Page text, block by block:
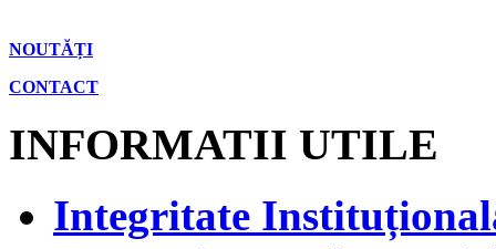
NOUTĂȚI
CONTACT
INFORMATII UTILE
Integritate